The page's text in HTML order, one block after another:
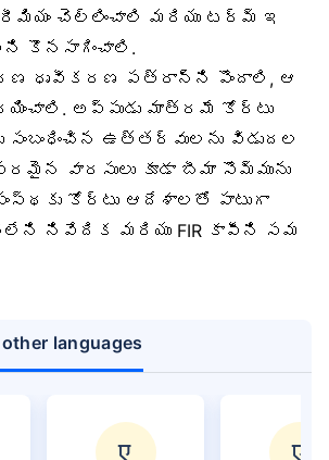
ప్రీమియం చెల్లించాలి మరియు టర్మ్ ఇ
కొనసాగించాలి.
మరణ ధృవీకరణ పత్రాన్ని పొందాలి, ఆ
అప్పుడు మాత్రమే కోర్టు
ఉత్తర్వులను విడుదల
వారసులు కూడా బీమా సొమ్మును
కోర్టు ఆదేశాలతో పాటుగా
నివేదిక మరియు FIR కాపీని సమ
other languages